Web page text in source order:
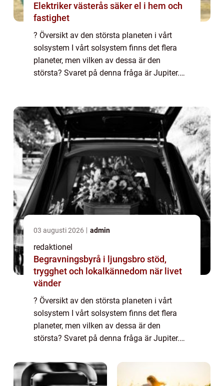
Elektriker västerås säker el i hem och
fastighet
? Översikt av den största planeten i vårt
solsystem I vårt solsystem finns det flera
planeter, men vilken av dessa är den
största? Svaret på denna fråga är Jupiter.
03 augusti 2026 admin
redaktionel
Begravningsbyrå i ljungsbro stöd,
trygghet och lokalkännedom när livet
vänder
? Översikt av den största planeten i vårt
solsystem I vårt solsystem finns det flera
planeter, men vilken av dessa är den
största? Svaret på denna fråga är Jupiter.
är den största planeten i vårt solsystem...